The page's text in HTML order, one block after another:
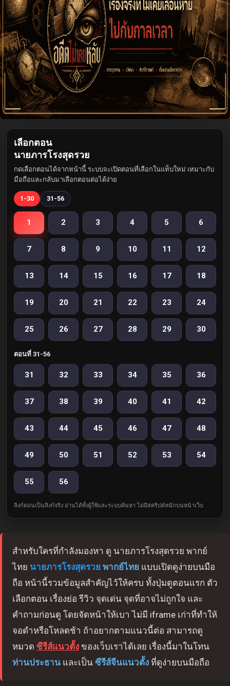
เลือกตอน
นายภารโรงสุดรวย
กดเลือกตอนได้จากหน้านี้ ระบบจะเปิดตอนที่เลือกในแท็บใหม่ เหมาะกับ
มือถือและกลับมาเลือกตอนต่อได้ง่าย
1-30 31-56
1 2 3 4 5 6
7 8 9 10 11 12
13 14 15 16 17 18
19 20 21 22 23 24
25 26 27 28 29 30
ตอนที่ 31-56
31 32 33 34 35 36
37 38 39 40 41 42
43 44 45 46 47 48
49 50 51 52 53 54
55 56
ลิงก์ตอนเป็นลิงก์จริง อ่านได้ทั้งผู้ใช้และระบบค้นหา ไม่มีสคริปต์หนักบนหน้าเว็บ
สำหรับใครที่กำลังมองหา ดู นายภารโรงสุดรวย พากย์
ไทย นายภารโรงสุดรวย พากย์ไทย แบบเปิดดูง่ายบนมือ
ถือ หน้านี้รวมข้อมูลสำคัญไว้ให้ครบ ทั้งปุ่มดูตอนแรก ตัว
เลือกตอน เรื่องย่อ รีวิว จุดเด่น จุดที่อาจไม่ถูกใจ และ
คำถามก่อนดู โดยจัดหน้าให้เบา ไม่มี iframe เก่าที่ทำให้
จอดำหรือโหลดช้า ถ้าอยากตามแนวนี้ต่อ สามารถดู
หมวด ซีรีส์แนวตั้ง ของเว็บเราได้เลย เรื่องนี้มาในโทน
ท่านประธาน และเป็น ซีรีส์จีนแนวตั้ง ที่ดูง่ายบนมือถือ